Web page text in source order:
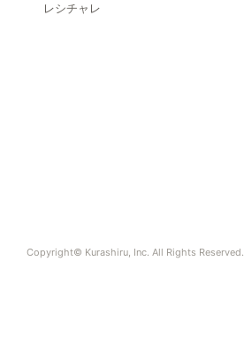
レシチャレ
Copyright© Kurashiru, Inc. All Rights Reserved.